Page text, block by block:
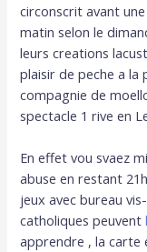
circonscrit avant
matin selon le
leurs creations
plaisir de peche a la
compagnie de
spectacle 1 rive en
En effet vou svaez
abuse en restant
jeux avec bureau
catholiques peuvent
apprendre , la carte